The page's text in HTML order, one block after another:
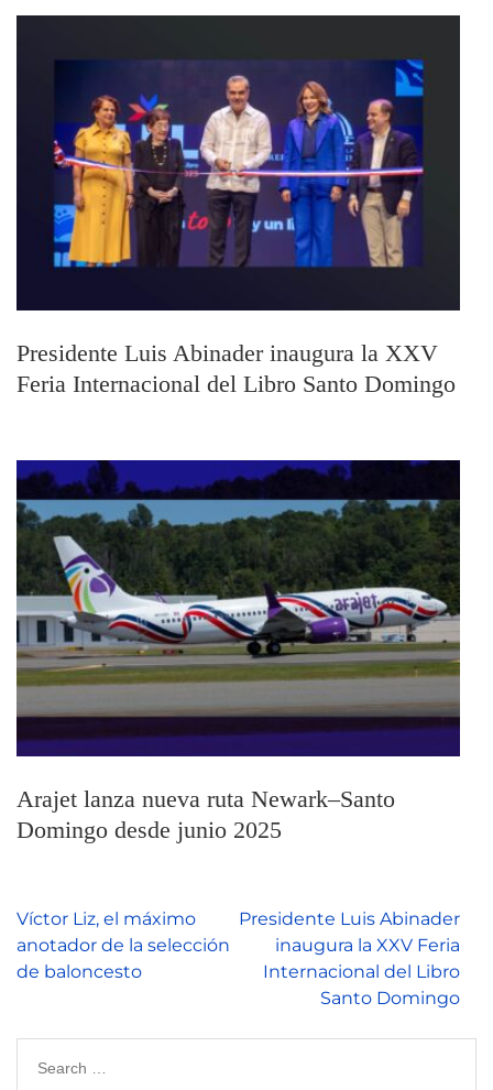
Presidente Luis Abinader inaugura la XXV
Feria Internacional del Libro Santo Domingo
Arajet lanza nueva ruta Newark–Santo
Domingo desde junio 2025
Víctor Liz, el máximo
anotador de la selección
de baloncesto
Presidente Luis Abinader
inaugura la XXV Feria
Internacional del Libro
Santo Domingo